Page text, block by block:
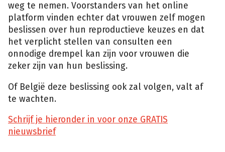
weg te nemen. Voorstanders van het online
platform vinden echter dat vrouwen zelf mogen
beslissen over hun reproductieve keuzes en dat
het verplicht stellen van consulten een
onnodige drempel kan zijn voor vrouwen die
zeker zijn van hun beslissing.
Of België deze beslissing ook zal volgen, valt af
te wachten.
Schrijf je hieronder in voor onze GRATIS
nieuwsbrief